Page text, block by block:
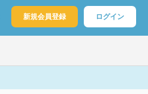
新規会員登録 ログイン